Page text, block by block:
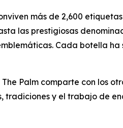
más de 2,600
las prestigiosas
Cada botella
Palm comparte con los
tradiciones y el trabajo de